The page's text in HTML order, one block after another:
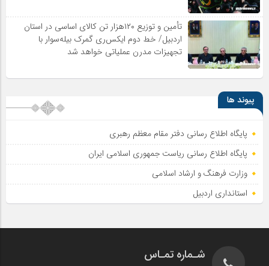
تأمین و توزیع ۱۲۰هزار تن کالای اساسی در استان
اردبیل/ خط دوم ایکس‌ری گمرک بیله‌سوار با
تجهیزات مدرن عملیاتی خواهد شد
پیوند ها
پایگاه اطلاع رسانی دفتر مقام معظم رهبری
پایگاه اطلاع‌ رسانی ریاست‌ جمهوری اسلامی ایران
وزارت فرهنگ و ارشاد اسلامی
استانداری اردبیل
شـماره تمـاس